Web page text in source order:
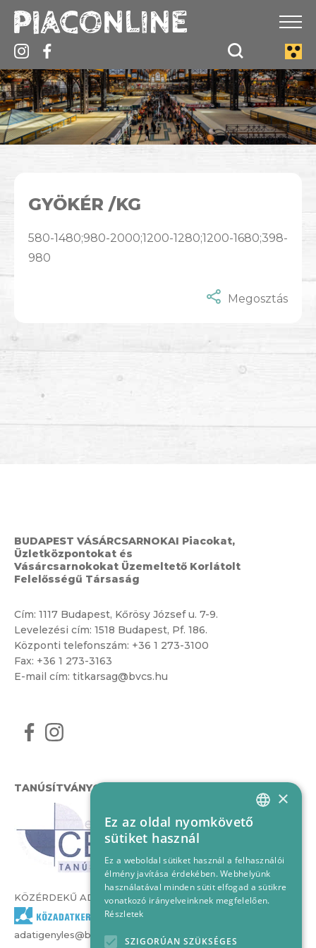
GYÖKÉR /KG
580-1480;980-2000;1200-1280;1200-1680;398-
980
Megosztás
BUDAPEST VÁSÁRCSARNOKAI Piacokat,
Üzletközpontokat és
Vásárcsarnokokat Üzemeltető Korlátolt
Felelősségű Társaság
Cím: 1117 Budapest, Kőrösy József u. 7-9.
Levelezési cím: 1518 Budapest, Pf. 186.
Központi telefonszám: +36 1 273-3100
Fax: +36 1 273-3163
E-mail cím: titkarsag@bvcs.hu
TANÚSÍTVÁNYOK
KÖZÉRDEKŰ ADATOK
adatigenyles@bvcs.hu
HUNGARIAN
×
Ez az oldal nyomkövető
sütiket használ
Ez a weboldal sütiket használ a felhasználói
élmény javítása érdekében. Webhelyünk
használatával minden sütit elfogad a sütikre
vonatkozó irányelveinknek megfelelően.
Részletek
SZIGORÚAN SZÜKSÉGES